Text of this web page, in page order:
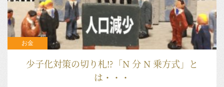
少子化対策の切り札⁉「N 分 N 乗方式」と
は・・・
お金